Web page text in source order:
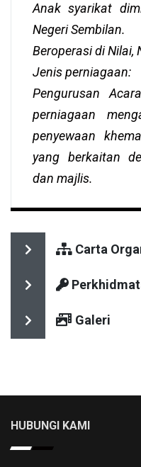
Anak syarikat
Negeri Sembilan.
Beroperasi di Nilai,
Jenis perniagaan:
Pengurusan
perniagaan
penyewaan
yang berkaitan
dan majlis.
Carta
Galeri
HUBUNGI KAMI